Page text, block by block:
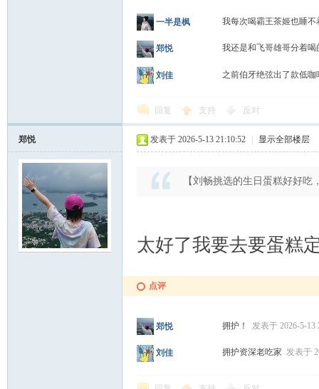
一半是枫 我每次喝霸王茶姬也睡
郑悦 我还是和飞哥雄哥分着
刘佳 之前伯牙绝弦出了款低
回复 支持 反对
郑悦 发表于 2026-5-13 21:10:52 显示全部楼层
【刘畅挑选的生日蛋糕好好吃
太好了我要去要蛋糕
点评
郑悦 拥护！ 发表于 2026-5-13
刘佳 拥护资深老吃家 发表于